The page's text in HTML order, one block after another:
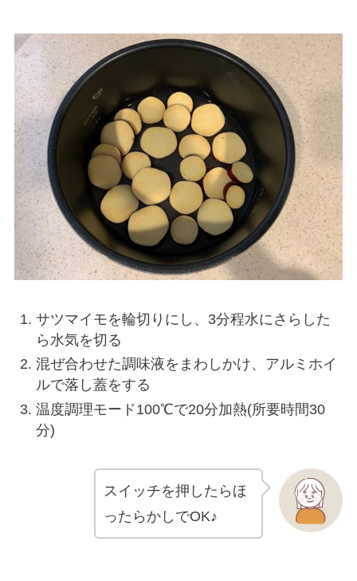
サツマイモを輪切りにし、3分程水にさらした
ら水気を切る
混ぜ合わせた調味液をまわしかけ、アルミホイ
ルで落し蓋をする
温度調理モード100℃で20分加熱(所要時間30
分)
スイッチを押したらほ
ったらかしでOK♪